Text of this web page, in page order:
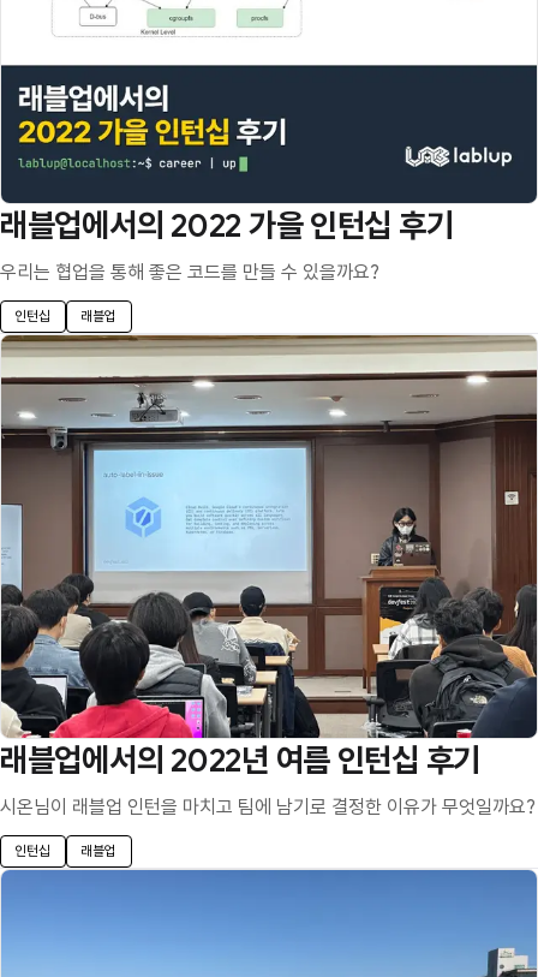
래블업에서의 2022 가을 인턴십 후기
우리는 협업을 통해 좋은 코드를 만들 수 있을까요?
인턴십 래블업
래블업에서의 2022년 여름 인턴십 후기
시온님이 래블업 인턴을 마치고 팀에 남기로 결정한 이유가 무엇일까요?
인턴십 래블업